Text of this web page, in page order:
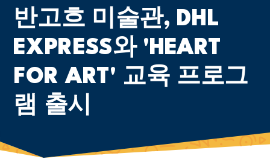
반고흐 미술관, DHL
EXPRESS와 'HEART
FOR ART' 교육 프로그
램 출시